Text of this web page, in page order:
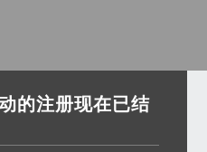
的注册现在已结